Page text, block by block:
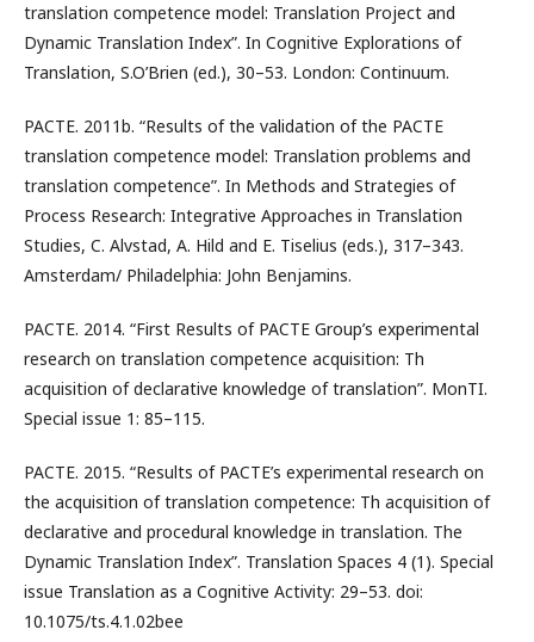
translation competence model: Translation Project and
Dynamic Translation Index”. In Cognitive Explorations of
Translation, S.O’Brien (ed.), 30–53. London: Continuum.
PACTE. 2011b. “Results of the validation of the PACTE
translation competence model: Translation problems and
translation competence”. In Methods and Strategies of
Process Research: Integrative Approaches in Translation
Studies, C. Alvstad, A. Hild and E. Tiselius (eds.), 317–343.
Amsterdam/ Philadelphia: John Benjamins.
PACTE. 2014. “First Results of PACTE Group’s experimental
research on translation competence acquisition: Th
acquisition of declarative knowledge of translation”. MonTI.
Special issue 1: 85–115.
PACTE. 2015. “Results of PACTE’s experimental research on
the acquisition of translation competence: Th acquisition of
declarative and procedural knowledge in translation. The
Dynamic Translation Index”. Translation Spaces 4 (1). Special
issue Translation as a Cognitive Activity: 29–53. doi:
10.1075/ts.4.1.02bee